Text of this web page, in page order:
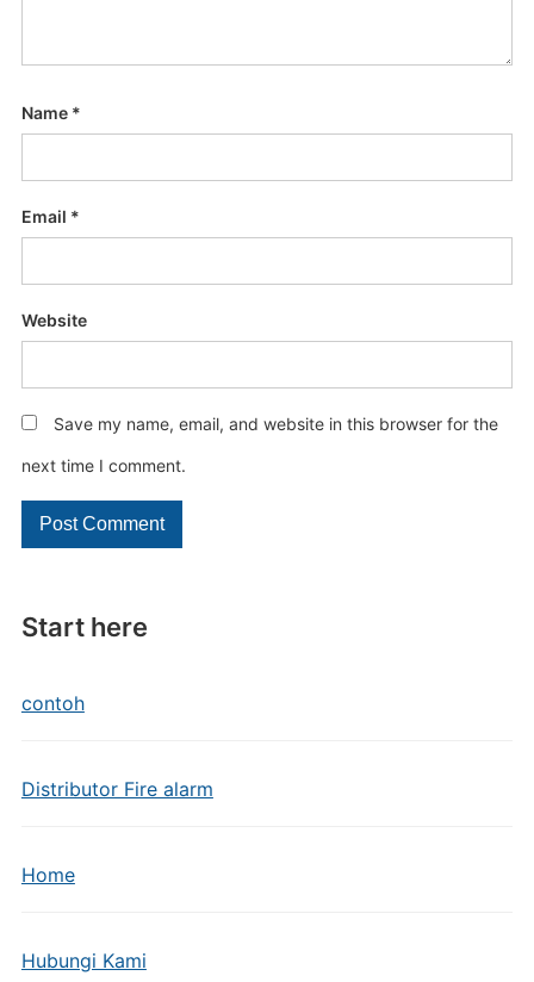
Start here
contoh
Distributor Fire alarm
Home
Hubungi Kami
Name *
Email *
Website
Save my name, email, and website in this browser for the
next time I comment.